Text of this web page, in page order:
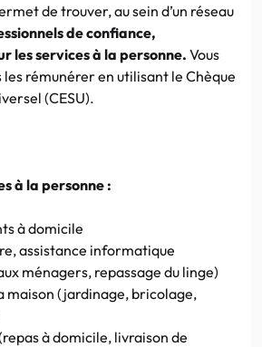
de trouver, au sein d’un réseau
de confiance,
les services à la personne. Vous
rémunérer en utilisant le Chèque
(CESU).
à la personne :
à domicile
assistance informatique
ménagers, repassage du linge)
maison (jardinage, bricolage,
à domicile, livraison de